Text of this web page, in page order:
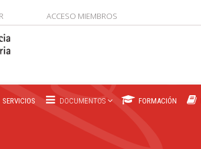
ACCESO MIEMBROS
SERVICIOS DOCUMENTOS FORMACIÓN